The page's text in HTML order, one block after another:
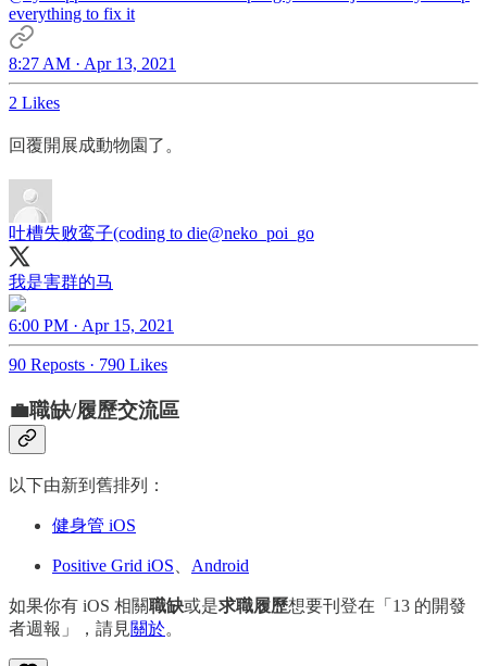
everything to fix it
8:27 AM · Apr 13, 2021
2 Likes
回覆開展成動物園了。
吐槽失败鸾子(coding to die@neko_poi_go
我是害群的马
6:00 PM · Apr 15, 2021
90 Reposts · 790 Likes
💼職缺/履歷交流區
以下由新到舊排列：
健身管 iOS
Positive Grid iOS Android
如果你有 iOS 相關職缺或是求職履歷想要刊登在「13 的開發
者週報」，請見關於。